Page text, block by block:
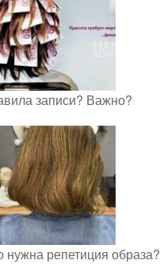
записи? Важно?
нужна репетиция образа?